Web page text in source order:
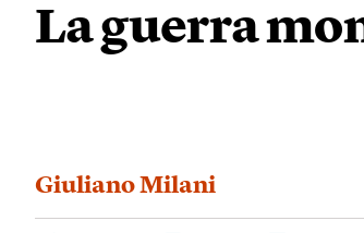
La guerra
Giuliano Milani